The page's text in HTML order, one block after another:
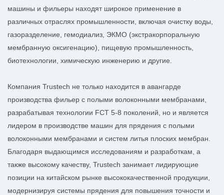
машины и фильеры находят широкое применение в
различных отраслях промышленности, включая очистку воды,
газоразделение, гемодиализ, ЭКМО (экстракорпоральную
мембранную оксигенацию), пищевую промышленность,
биотехнологии, химическую инженерию и другие.
Компания Trustech не только находится в авангарде
производства фильер с полыми волоконными мембранами,
разрабатывая технологии FCT 5-8 поколений, но и является
лидером в производстве машин для прядения с полыми
волоконными мембранами и систем литья плоских мембран.
Благодаря выдающимся исследованиям и разработкам, а
также высокому качеству, Trustech занимает лидирующие
позиции на китайском рынке высококачественной продукции,
модернизируя системы прядения для повышения точности и